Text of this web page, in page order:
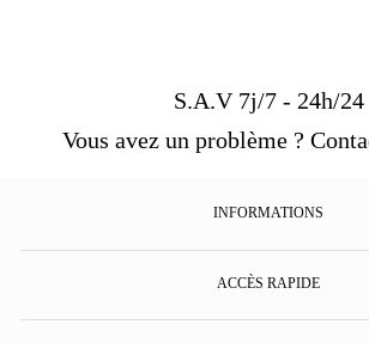
S.A.V 7j/7 - 24h/24
Vous avez un problème ?
INFORMATIONS
ACCÈS RAPIDE